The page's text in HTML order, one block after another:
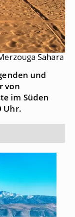
Sahara
und
von
im Süden
Uhr.